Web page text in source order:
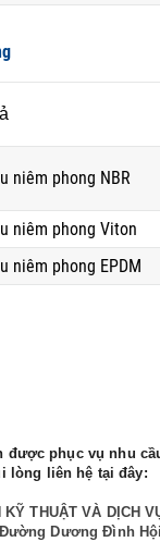
niêm phong NBR
niêm phong Viton
niêm phong EPDM
được phục vụ nhu
lòng liên hệ tại đây:
KỸ THUẬT VÀ DỊCH
Dương Đình